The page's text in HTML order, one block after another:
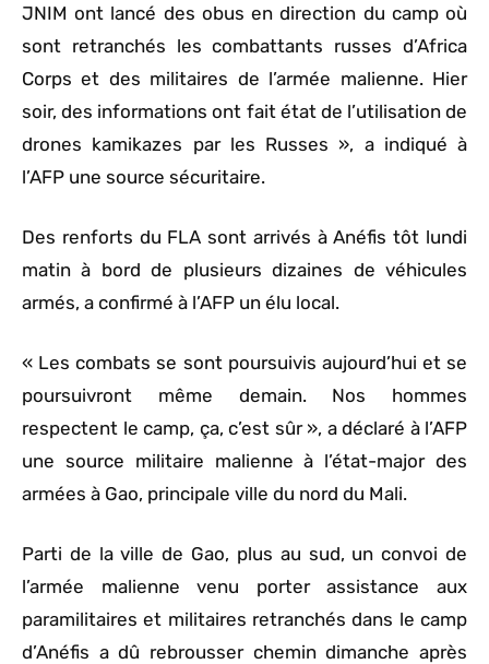
JNIM ont lancé des obus en direction du camp où
sont retranchés les combattants russes d’Africa
Corps et des militaires de l’armée malienne. Hier
soir, des informations ont fait état de l’utilisation de
drones kamikazes par les Russes », a indiqué à
l’AFP une source sécuritaire.
Des renforts du FLA sont arrivés à Anéfis tôt lundi
matin à bord de plusieurs dizaines de véhicules
armés, a confirmé à l’AFP un élu local.
« Les combats se sont poursuivis aujourd’hui et se
poursuivront même demain. Nos hommes
respectent le camp, ça, c’est sûr », a déclaré à l’AFP
une source militaire malienne à l’état-major des
armées à Gao, principale ville du nord du Mali.
Parti de la ville de Gao, plus au sud, un convoi de
l’armée malienne venu porter assistance aux
paramilitaires et militaires retranchés dans le camp
d’Anéfis a dû rebrousser chemin dimanche après